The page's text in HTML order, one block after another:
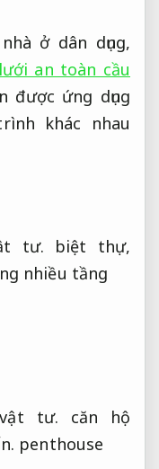
ở dân dụng,
lưới an toàn cầu
được ứng dụng
khác nhau
tư. biệt thự,
nhiều tầng
tư. căn hộ
penthouse